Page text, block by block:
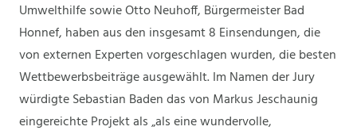
Umwelthilfe sowie Otto Neuhoff, Bürgermeister Bad
Honnef, haben aus den insgesamt 8 Einsendungen, die
von externen Experten vorgeschlagen wurden, die besten
Wettbewerbsbeiträge ausgewählt. Im Namen der Jury
würdigte Sebastian Baden das von Markus Jeschaunig
eingereichte Projekt als „als eine wundervolle,